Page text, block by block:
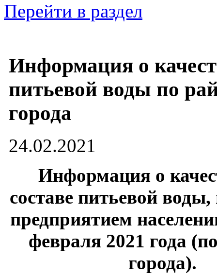
Перейти в раздел
Информация о
питьевой воды по
города
24.02.2021
Информация о
составе питьевой
предприятием
февраля 2021 года
города).